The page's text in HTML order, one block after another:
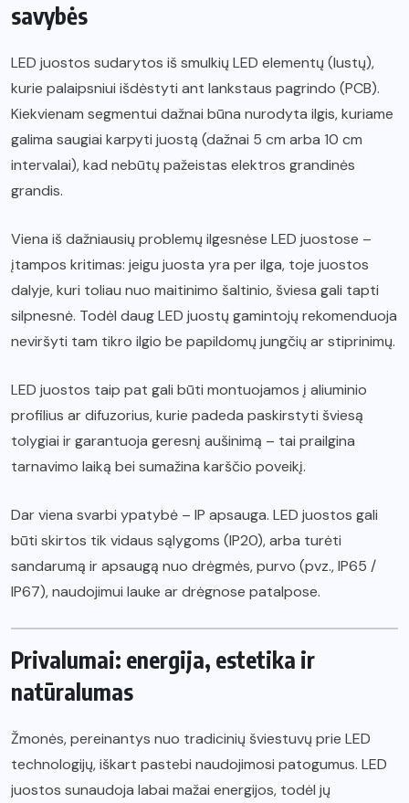
savybės
LED juostos sudarytos iš smulkių LED elementų (lustų),
kurie palaipsniui išdėstyti ant lankstaus pagrindo (PCB).
Kiekvienam segmentui dažnai būna nurodyta ilgis, kuriame
galima saugiai karpyti juostą (dažnai 5 cm arba 10 cm
intervalai), kad nebūtų pažeistas elektros grandinės
grandis.
Viena iš dažniausių problemų ilgesnėse LED juostose –
įtampos kritimas: jeigu juosta yra per ilga, toje juostos
dalyje, kuri toliau nuo maitinimo šaltinio, šviesa gali tapti
silpnesnė. Todėl daug LED juostų gamintojų rekomenduoja
neviršyti tam tikro ilgio be papildomų jungčių ar stiprinimų.
LED juostos taip pat gali būti montuojamos į aliuminio
profilius ar difuzorius, kurie padeda paskirstyti šviesą
tolygiai ir garantuoja geresnį aušinimą – tai prailgina
tarnavimo laiką bei sumažina karščio poveikį.
Dar viena svarbi ypatybė – IP apsauga. LED juostos gali
būti skirtos tik vidaus sąlygoms (IP20), arba turėti
sandarumą ir apsaugą nuo drėgmės, purvo (pvz., IP65 /
IP67), naudojimui lauke ar drėgnose patalpose.
Privalumai: energija, estetika ir
natūralumas
Žmonės, pereinantys nuo tradicinių šviestuvų prie LED
technologijų, iškart pastebi naudojimosi patogumus. LED
juostos sunaudoja labai mažai energijos, todėl jų